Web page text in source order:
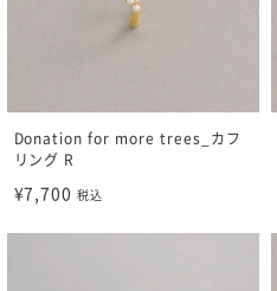
Donation for more trees_カフ
リング R
¥7,700税込